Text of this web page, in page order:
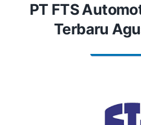
PT FTS
Terbaru